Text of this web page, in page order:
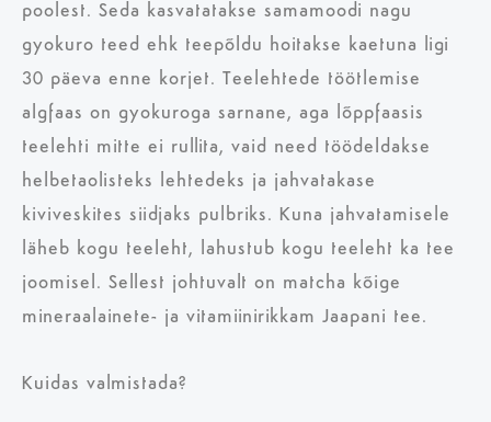
poolest. Seda kasvatatakse samamoodi nagu
gyokuro teed ehk teepõldu hoitakse kaetuna ligi
30 päeva enne korjet. Teelehtede töötlemise
algfaas on gyokuroga sarnane, aga lõppfaasis
teelehti mitte ei rullita, vaid need töödeldakse
helbetaolisteks lehtedeks ja jahvatakase
kiviveskites siidjaks pulbriks. Kuna jahvatamisele
läheb kogu teeleht, lahustub kogu teeleht ka tee
joomisel. Sellest johtuvalt on matcha kõige
mineraalainete- ja vitamiinirikkam Jaapani tee.
Kuidas valmistada?